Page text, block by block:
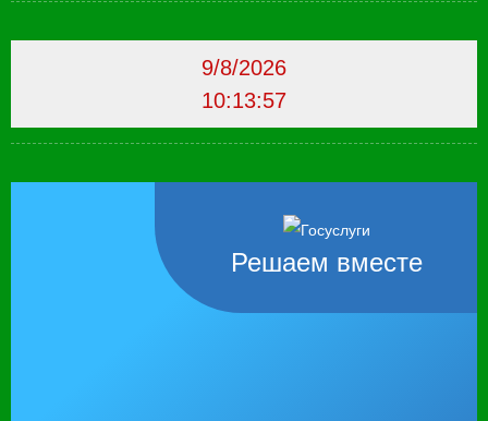
9/8/2026
10:13:58
Решаем вместе